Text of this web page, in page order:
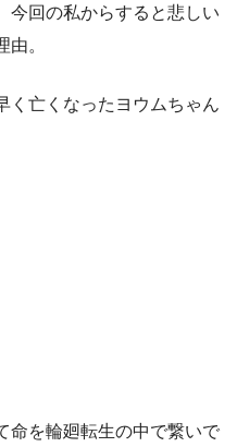
今回の私からすると悲しい
。
く亡くなったヨウムちゃん
命を輪廻転生の中で繋いで